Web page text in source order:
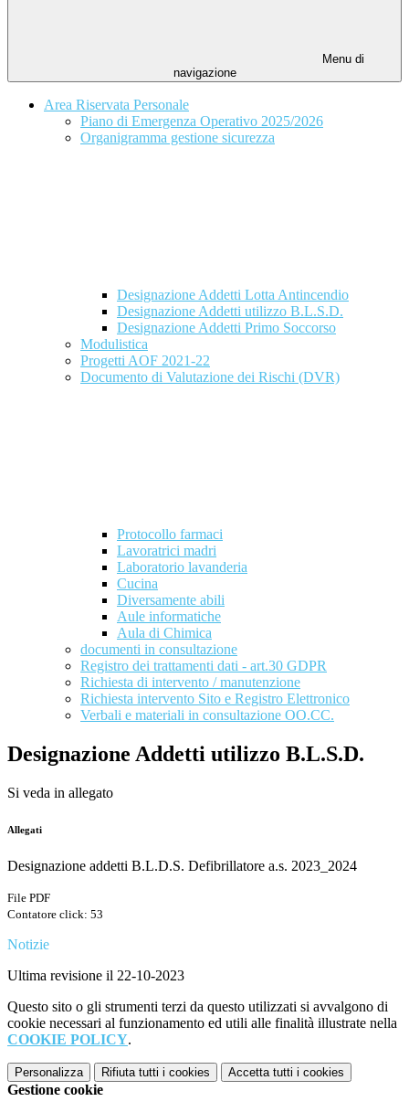
Menu di
navigazione
Area Riservata Personale
Piano di Emergenza Operativo 2025/2026
Organigramma gestione sicurezza
Designazione Addetti Lotta Antincendio
Designazione Addetti utilizzo B.L.S.D.
Designazione Addetti Primo Soccorso
Modulistica
Progetti AOF 2021-22
Documento di Valutazione dei Rischi (DVR)
Protocollo farmaci
Lavoratrici madri
Laboratorio lavanderia
Cucina
Diversamente abili
Aule informatiche
Aula di Chimica
documenti in consultazione
Registro dei trattamenti dati - art.30 GDPR
Richiesta di intervento / manutenzione
Richiesta intervento Sito e Registro Elettronico
Verbali e materiali in consultazione OO.CC.
Designazione Addetti utilizzo B.L.S.D.
Si veda in allegato
Allegati
Designazione addetti B.L.D.S. Defibrillatore a.s. 2023_2024
File PDF
Contatore click: 53
Notizie
Ultima revisione il 22-10-2023
Questo sito o gli strumenti terzi da questo utilizzati si avvalgono di
cookie necessari al funzionamento ed utili alle finalità illustrate nella
COOKIE POLICY.
Personalizza Rifiuta tutti i cookies Accetta tutti i cookies
Gestione cookie